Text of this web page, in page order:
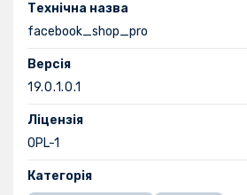
Технічна назва
facebook_shop_pro
Версія
19.0.1.0.1
Ліцензія
OPL-1
Категорія